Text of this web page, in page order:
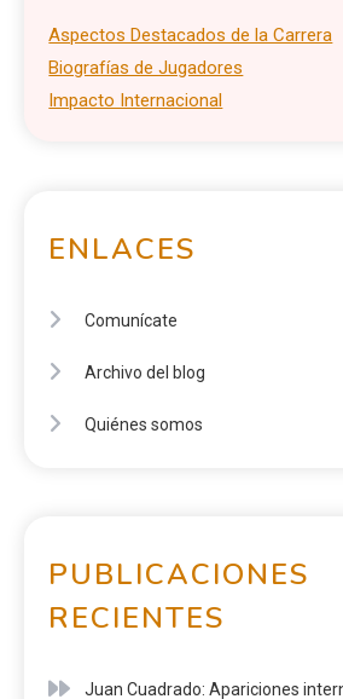
Aspectos Destacados de la Carrera
Biografías de Jugadores
Impacto Internacional
ENLACES
Comunícate
Archivo del blog
Quiénes somos
PUBLICACIONES
RECIENTES
Juan Cuadrado: Apariciones